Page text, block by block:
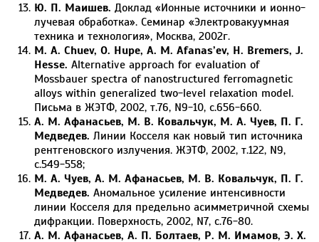
Ю. П. Маишев. Доклад «Ионные источники и ионно-
лучевая обработка». Семинар «Электровакуумная
техника и технология», Москва, 2002г.
M. A. Chuev, O. Hupe, A. M. Afanas’ev, H. Bremers, J.
Hesse. Alternative approach for evaluation of
Mossbauer spectra of nanostructured ferromagnetic
alloys within generalized two-level relaxation model.
Письма в ЖЭТФ, 2002, т.76, N9-10, с.656-660.
А. М. Афанасьев, М. В. Ковальчук, М. А. Чуев, П. Г.
Медведев. Линии Косселя как новый тип источника
рентгеновского излучения. ЖЭТФ, 2002, т.122, N9,
с.549-558;
М. А. Чуев, А. М. Афанасьев, М. В. Ковальчук, П. Г.
Медведев. Аномальное усиление интенсивности
линии Косселя для предельно асимметричной схемы
дифракции. Поверхность, 2002, N7, с.76-80.
А. М. Афанасьев, А. П. Болтаев, Р. М. Имамов, Э. Х.